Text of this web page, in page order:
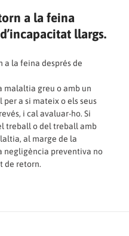
a la feina
llargs.
a la feina després de
malaltia greu o amb un
per a si mateix o els seus
i cal avaluar-ho. Si
treball o del treball amb
al marge de la
negligència preventiva no
de retorn.